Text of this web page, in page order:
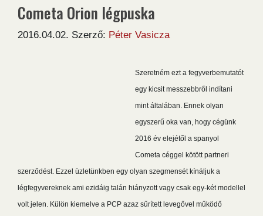
Cometa Orion légpuska
2016.04.02. Szerző: Péter Vasicza
Szeretném ezt a fegyverbemutatót
egy kicsit messzebbről indítani
mint általában. Ennek olyan
egyszerű oka van, hogy cégünk
2016 év elejétől a spanyol
Cometa céggel kötött partneri
szerződést. Ezzel üzletünkben egy olyan szegmensét kínáljuk a
légfegyvereknek ami ezidáig talán hiányzott vagy csak egy-két modellel
volt jelen. Külön kiemelve a PCP azaz sűrített levegővel működő